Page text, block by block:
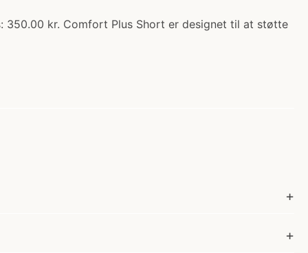
350.00 kr. Comfort Plus Short er designet til at støtte